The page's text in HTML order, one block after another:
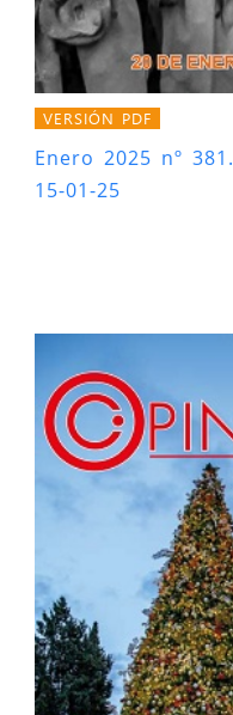
VERSIÓN PDF
Enero 2025 nº 381.
15-01-25